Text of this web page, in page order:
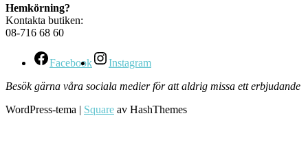
Hemkörning?
Kontakta butiken:
08-716 68 60
Facebook
Instagram
Besök gärna våra sociala medier för att aldrig missa ett erbjudande
WordPress-tema | Square av HashThemes